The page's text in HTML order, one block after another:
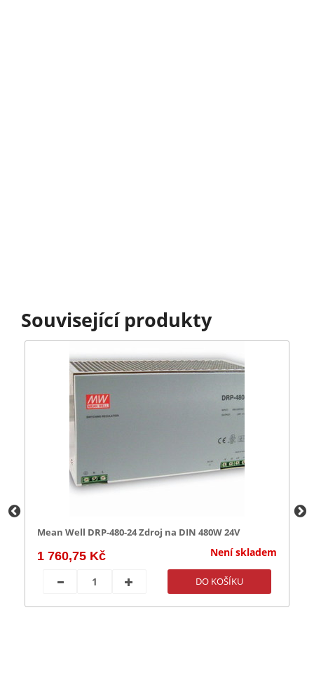
Související produkty
Mean Well DRP-480-24 Zdroj na DIN 480W 24V
1 760,75 Kč Není skladem